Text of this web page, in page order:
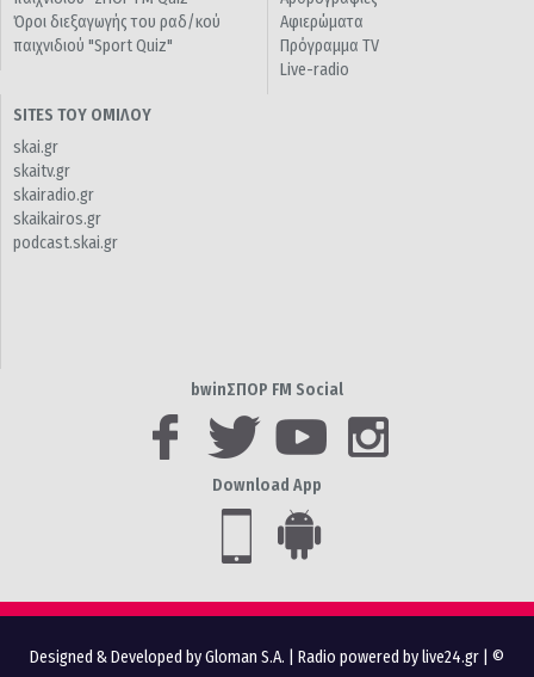
Όροι διεξαγωγής του ραδ/κού
παιχνιδιού "Sport Quiz"
Αφιερώματα
Πρόγραμμα TV
Live-radio
SITES ΤΟΥ ΟΜΙΛΟΥ
skai.gr
skaitv.gr
skairadio.gr
skaikairos.gr
podcast.skai.gr
bwinΣΠΟΡ FM Social
Download App
Designed & Developed by Gloman S.A. Radio powered by live24.gr | ©